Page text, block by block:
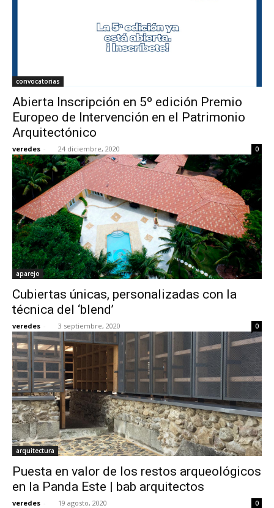
convocatorias
Abierta Inscripción en 5º edición Premio
Europeo de Intervención en el Patrimonio
Arquitectónico
veredes - 24 diciembre, 2020 0
aparejo
Cubiertas únicas, personalizadas con la
técnica del ‘blend’
veredes - 3 septiembre, 2020 0
arquitectura
Puesta en valor de los restos arqueológicos
en la Panda Este | bab arquitectos
veredes - 19 agosto, 2020 0